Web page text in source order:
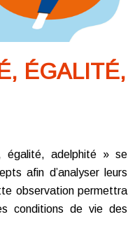
ÉGALITÉ,
égalité, adelphité » se
afin d’analyser leurs
observation permettra
conditions de vie des